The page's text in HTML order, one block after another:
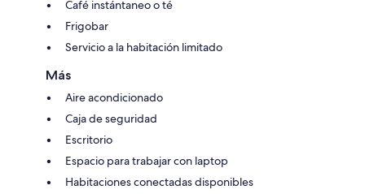
Café instántaneo o té
Frigobar
Servicio a la habitación limitado
Más
Aire acondicionado
Caja de seguridad
Escritorio
Espacio para trabajar con laptop
Habitaciones conectadas disponibles